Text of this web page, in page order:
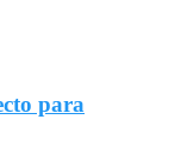
para